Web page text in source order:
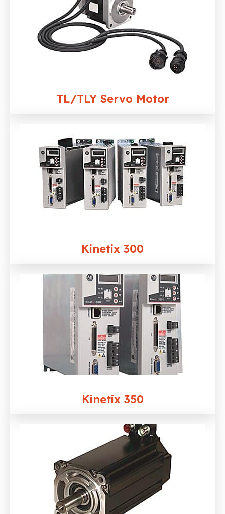
TL/TLY Servo Motor
Kinetix 300
Kinetix 350